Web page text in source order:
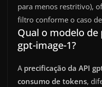
para menos restritivo),
filtro conforme o caso
Qual o modelo de
gpt-image-1?
A precificação da API
consumo de tokens,